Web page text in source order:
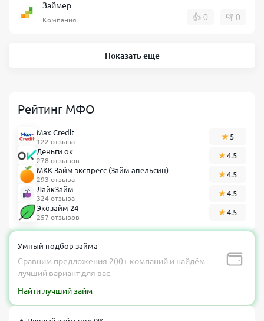
Займер
Компания 👍 0 👎 0
Показать еще
Рейтинг МФО
Max Credit
122 отзыва
5
Деньги ок
278 отзывов
4.5
МКК Займ экспресс (Займ апельсин)
293 отзыва
4.5
ЛайкЗайм
324 отзыва
4.5
Экозайм 24
257 отзывов
4.5
Умный подбор займа
Сравним предложения 200+ компаний и найдём
лучший вариант для вас
Найти лучший займ